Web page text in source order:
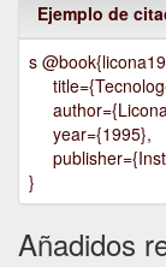
Ejemplo de
s
year={1995},
}
Añadidos